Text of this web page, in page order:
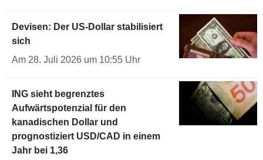
Devisen: Der US-Dollar stabilisiert
sich
Am 28. Juli 2026 um 10:55 Uhr
ING sieht begrenztes
Aufwärtspotenzial für den
kanadischen Dollar und
prognostiziert USD/CAD in einem
Jahr bei 1,36